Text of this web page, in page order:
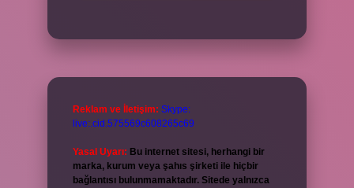
Reklam ve İletişim: Skype:
live:.cid.575569c608265c69
Yasal Uyarı: Bu internet sitesi, herhangi bir
marka, kurum veya şahıs şirketi ile hiçbir
bağlantısı bulunmamaktadır. Sitede yalnızca